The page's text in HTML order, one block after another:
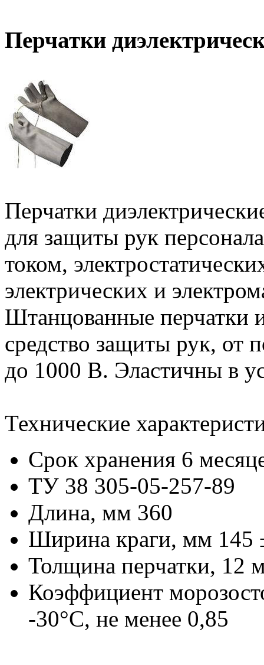
Перчатки
Перчатки
для защиты рук
током,
электрических и
Штанцованные перчатки
средство защиты рук, от
до 1000 В. Эластичны в
Технические
Срок хранения 6
ТУ 38 305-05-257-89
Длина, мм 360
Ширина краги, мм 145
Толщина перчатки, 12
Коэффициент
-30°С, не менее 0,85